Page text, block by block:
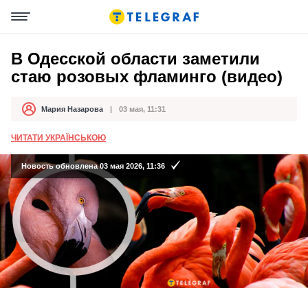
В Одесской области заметили
стаю розовых фламинго (видео)
АвторМария Назарова
Дата публикации 03 мая, 11:31
ЧИТАТИ УКРАЇНСЬКОЮ
Новость обновлена 03 мая 2026, 11:36